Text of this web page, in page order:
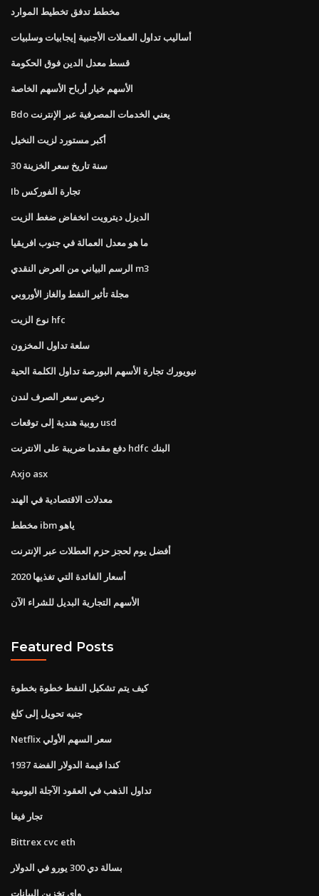
مخطط تدفق تخطيط الموارد
أساليب تداول العملات الأجنبية إيجابيات وسلبيات
قسط معدل الدين فوق الحكومة
الأسهم خيار أرباح الأسهم الخاصة
Bdo يعني الخدمات المصرفية عبر الإنترنت
أكبر مستورد لزيت النخيل
30 سنة تاريخ سعر الخزينة
Ib تجارة الفوركس
الديزل ديترويت انخفاض ضغط الزيت
ما هو معدل العمالة في جنوب افريقيا
الرسم البياني من العرض النقدي m3
مجلة تأثير النفط والغاز الأوروبي
نوع الزيت hfc
سلعة تداول المخزون
نيويورك تجارة الأسهم البورصة تداول الكلمة الحية
رخيص سعر الصرف لندن
روبية هندية إلى توقعات usd
دفع مقدما ضريبة على الانترنت hdfc البنك
Axjo asx
معدلات الاقتصادية في الهند
مخطط ibm ياهو
أفضل يوم لحجز حزم العطلات عبر الإنترنت
أسعار الفائدة التي تغذيها 2020
الأسهم التجارية البديل للشراء الآن
Featured Posts
كيف يتم تشكيل النفط خطوة بخطوة
جنيه تحويل إلى كلغ
Netflix سعر السهم الأولي
1937 كندا قيمة الدولار الفضة
تداول الذهب في العقود الآجلة اليومية
تجار فيغا
Bittrex cvc eth
بسالة دي 300 يورو في الدولار
واي تخزين البيانات